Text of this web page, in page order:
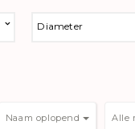
Diameter
Naam oplopend